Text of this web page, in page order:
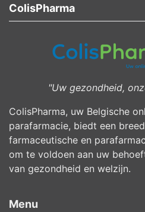
ColisPharma
"Uw gezondheid,
ColisPharma, uw Belgische
parafarmacie, biedt een
farmaceutische en
om te voldoen aan uw
van gezondheid en welzijn.
Menu